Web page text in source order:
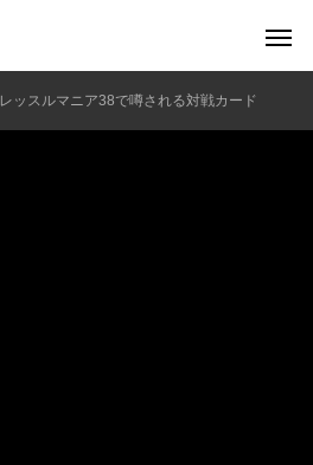
レッスルマニア38で噂される対戦カード